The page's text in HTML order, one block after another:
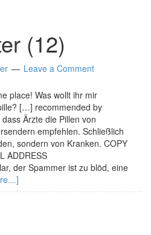
(12)
Leave a Comment
place! Was wollt ihr mir
[…] recommended by
Ärzte die Pillen von
empfehlen. Schließlich
sondern von Kranken. COPY
ADDRESS
der Spammer ist zu blöd, eine